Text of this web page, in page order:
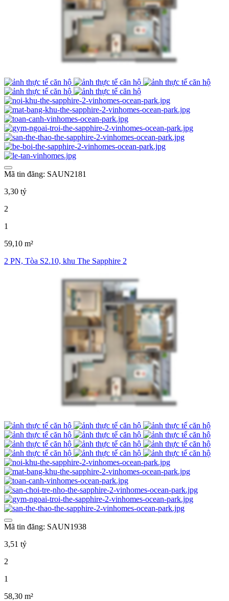
Mã tin đăng: SAUN2181
3,30 tỷ
2
1
59,10 m²
2 PN, Tòa S2.10, khu The Sapphire 2
Mã tin đăng: SAUN1938
3,51 tỷ
2
1
58,30 m²